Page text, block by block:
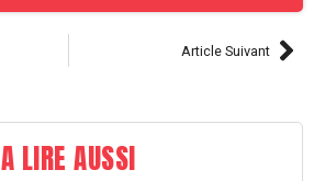
Article Suivant
A LIRE AUSSI